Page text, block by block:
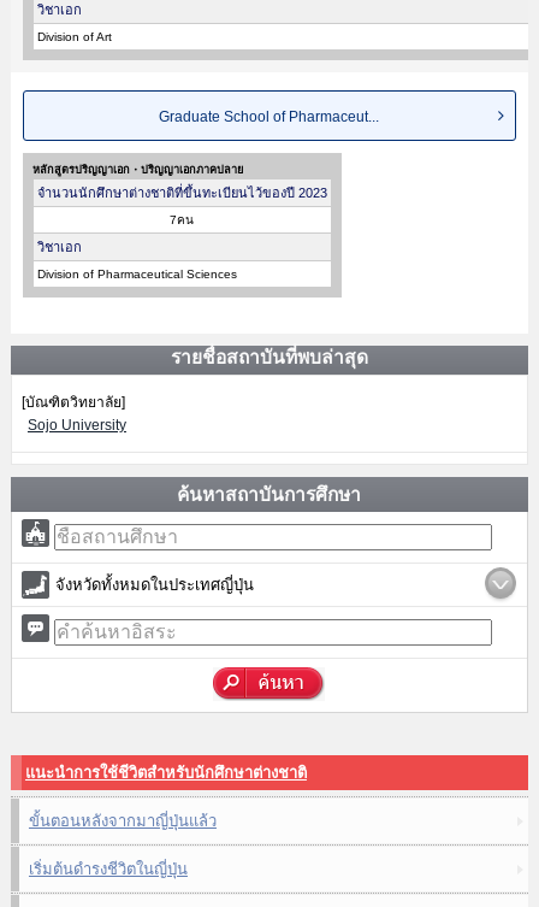
วิชาเอก
Division of Art
Graduate School of Pharmaceut...
หลักสูตรปริญญาเอก・ปริญญาเอกภาคปลาย
จำนวนนักศึกษาต่างชาติที่ขึ้นทะเบียนไว้ของปี 2023
7คน
วิชาเอก
Division of Pharmaceutical Sciences
รายชื่อสถาบันที่พบล่าสุด
[บัณฑิตวิทยาลัย]
Sojo University
ค้นหาสถาบันการศึกษา
จังหวัดทั้งหมดในประเทศญี่ปุ่น
แนะนำการใช้ชีวิตสำหรับนักศึกษาต่างชาติ
ขั้นตอนหลังจากมาญี่ปุ่นแล้ว
เริ่มต้นดำรงชีวิตในญี่ปุ่น